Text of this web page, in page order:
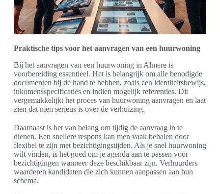
Praktische tips voor het aanvragen van een huurwoning
Bij het aanvragen van een huurwoning in Almere is
voorbereiding essentieel. Het is belangrijk om alle benodigde
documenten bij de hand te hebben, zoals een identiteitsbewijs,
inkomensspecificaties en indien mogelijk referenties. Dit
vergemakkelijkt het proces van huurwoning aanvragen en laat
zien dat men serieus is over de verhuizing.
Daarnaast is het van belang om tijdig de aanvraag in te
dienen. Een snellere respons kan men vaak behalen door
flexibel te zijn met bezichtigingstijden. Als je snel huurwoning
wilt vinden, is het goed om je agenda aan te passen voor
bezichtigingen wanneer deze beschikbaar zijn. Verhuurders
waarderen kandidaten die zich kunnen aanpassen aan hun
schema.